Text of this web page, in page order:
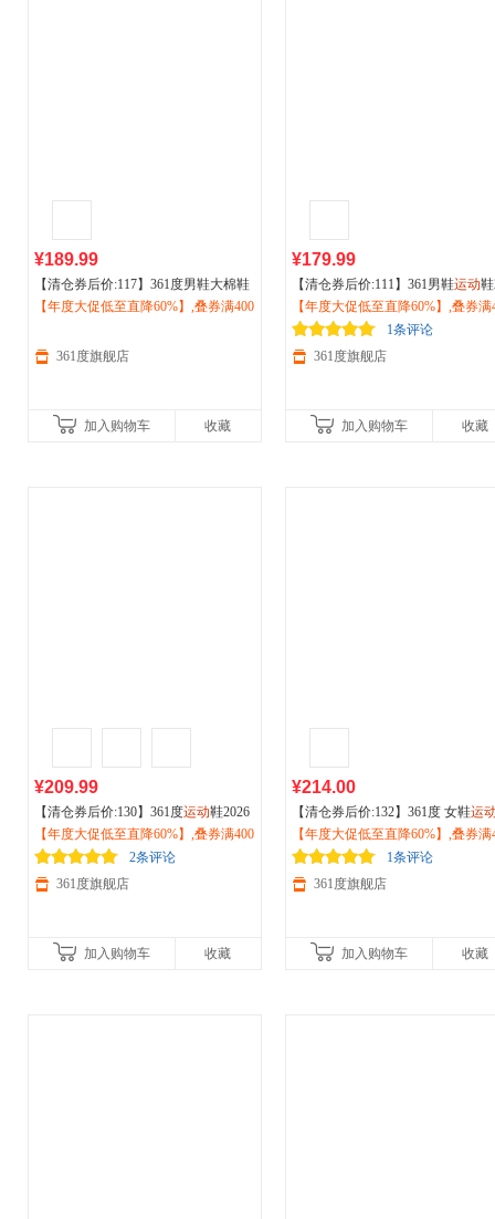
¥189.99
【清仓券后价:117】361度男鞋大棉鞋
加绒高帮板鞋2026冬季新款休闲鞋厚
【年度大促低至直降60%】,叠券满400
361度旗舰店
加入购物车 收藏
¥179.99
【清仓券后价:111】361男鞋运动
26冬季加毛运动休闲鞋高帮板鞋
6617A
【年度大促低至直降60%】,叠券满
减150/600减230,立即抢购！
1条评论
361度旗舰店
加入购物车 收藏
¥209.99
【清仓券后价:130】361度运动鞋2026
冬季新款革面加绒鞋保暖鞋子大棉鞋
高帮板鞋女682346602BF
【年度大促低至直降60%】,叠券满400
减150/600减230,立即抢购！
2条评论
361度旗舰店
加入购物车 收藏
¥214.00
【清仓券后价:132】361度 女鞋运
2026冬季新款加毛运动保暖时尚休
鞋682446706A
【年度大促低至直降60%】,叠券满
减150/600减230,立即抢购！
1条评论
361度旗舰店
加入购物车 收藏